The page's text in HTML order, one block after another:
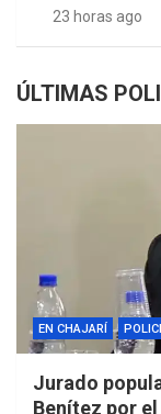
23 horas ago
ÚLTIMAS
EN CHAJARÍ
Jurado
Benítez por